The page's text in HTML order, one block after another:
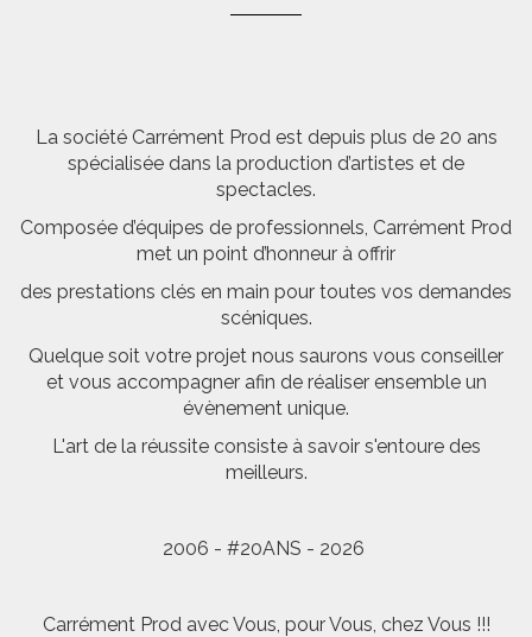
La société Carrément Prod est depuis plus de 20 ans
spécialisée dans la production d’artistes et de
spectacles.
Composée d’équipes de professionnels, Carrément Prod
met un point d’honneur à offrir
des prestations clés en main pour toutes vos demandes
scéniques.
Quelque soit votre projet nous saurons vous conseiller
et vous accompagner afin de réaliser ensemble un
évènement unique.
L'art de la réussite consiste à savoir s'entoure des
meilleurs.
2006 - #20ANS - 2026
Carrément Prod avec Vous, pour Vous, chez Vous !!!